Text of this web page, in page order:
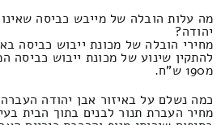
מה עלות הובלה של מייבש כביסה
יהודה?
מחירי הובלה של מכונת ייבוש כביסה
מ190 ש"ח.
כמה נשלם על באיזור אבן יהודה
מחיר העברת תנור לבנים בתוך הבית